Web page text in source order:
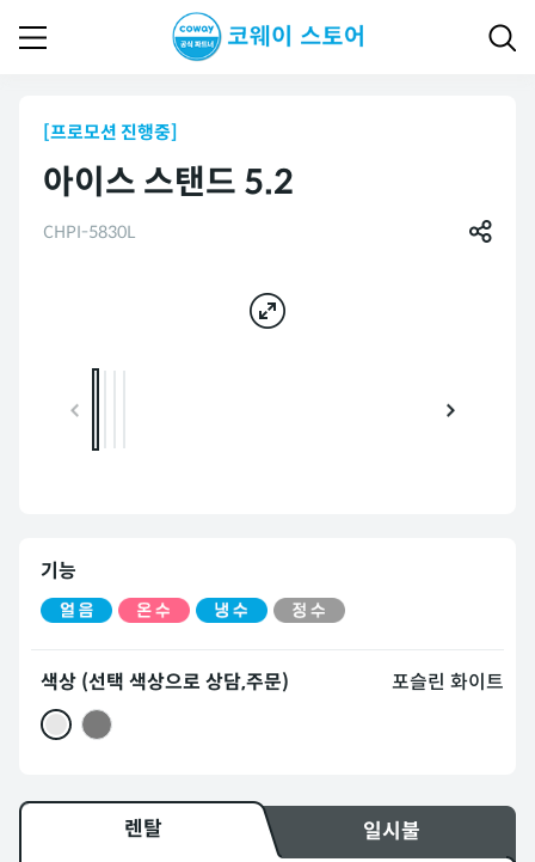
[프로모션 진행중]
아이스 스탠드 5.2
CHPI-5830L
기능
색상 (선택 색상으로 상담,주문) 포슬린 화이트
렌탈 일시불